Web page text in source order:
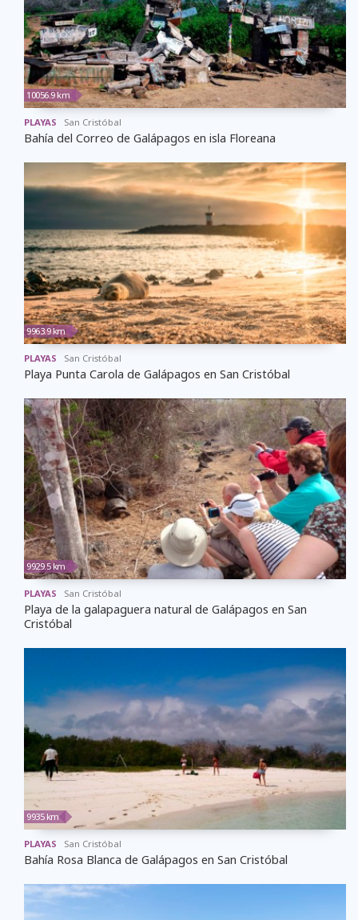
10056.9 km
PLAYAS San Cristóbal
Bahía del Correo de Galápagos en isla Floreana
9963.9 km
PLAYAS San Cristóbal
Playa Punta Carola de Galápagos en San Cristóbal
9929.5 km
PLAYAS San Cristóbal
Playa de la galapaguera natural de Galápagos en San
Cristóbal
9935 km
PLAYAS San Cristóbal
Bahía Rosa Blanca de Galápagos en San Cristóbal